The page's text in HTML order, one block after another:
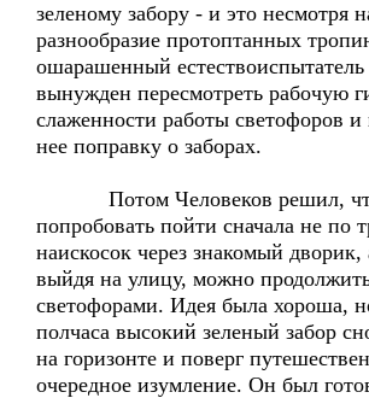
зеленому забору - и это несмотря
разнообразие протоптанных
ошарашенный
вынужден пересмотреть рабочую
слаженности работы светофоров и
нее поправку о заборах.
Потом Человеков решил,
попробовать пойти сначала не по
наискосок через знакомый
выйдя на улицу, можно
светофорами. Идея была хороша,
полчаса высокий зеленый забор
на горизонте и поверг
очередное изумление. Он был